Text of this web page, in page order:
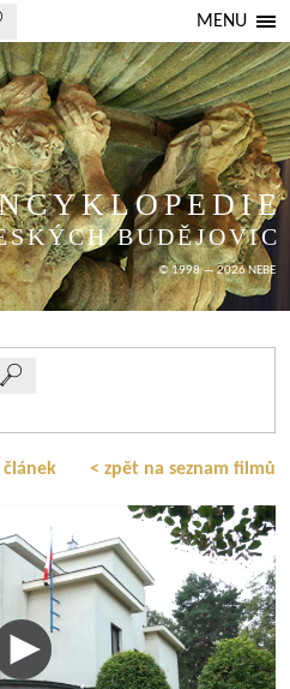
MENU
BUDĚJOVIC
© 1998 — 2026 NEBE
článek < zpět na seznam filmů